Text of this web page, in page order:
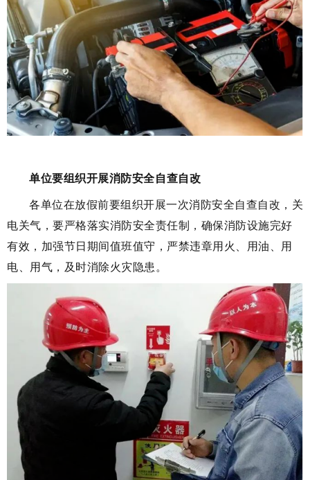
单位要组织开展消防安全自查自改
各单位在放假前要组织开展一次消防安全自查自改，关
电关气，要严格落实消防安全责任制，确保消防设施完好
有效，加强节日期间值班值守，严禁违章用火、用油、用
电、用气，及时消除火灾隐患。